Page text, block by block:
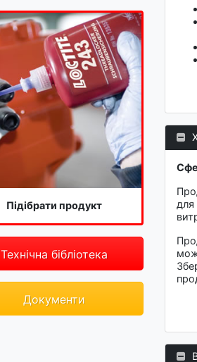
Підібрати продукт
Технічна бібліотека
Документи
для